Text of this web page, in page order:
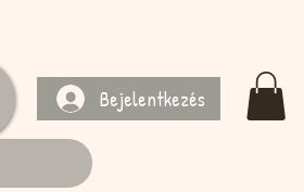
Bejelentkezés